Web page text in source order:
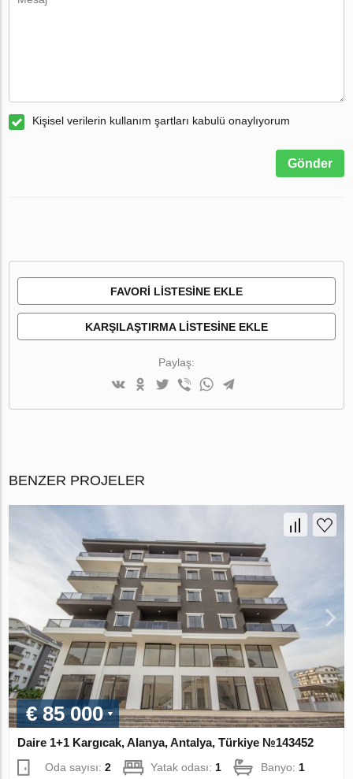
Kişisel verilerin kullanım şartları kabulü onaylıyorum
Gönder
FAVORI LISTESINE EKLE
KARŞILAŞTIRMA LISTESINE EKLE
Paylaş:
BENZER PROJELER
€ 85 000
Daire 1+1 Kargıcak, Alanya, Antalya, Türkiye №143452
Oda sayısı:2 Yatak odası:1 Banyo:1